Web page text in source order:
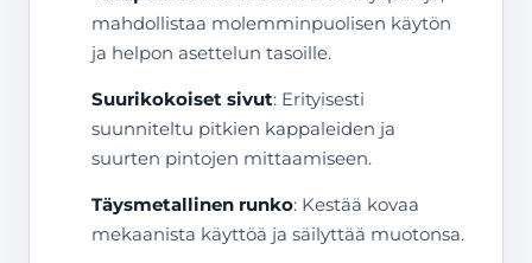
mahdollistaa molemminpuolisen käytön
ja helpon asettelun tasoille.
Suurikokoiset sivut: Erityisesti
suunniteltu pitkien kappaleiden ja
suurten pintojen mittaamiseen.
Täysmetallinen runko: Kestää kovaa
mekaanista käyttöä ja säilyttää muotonsa.